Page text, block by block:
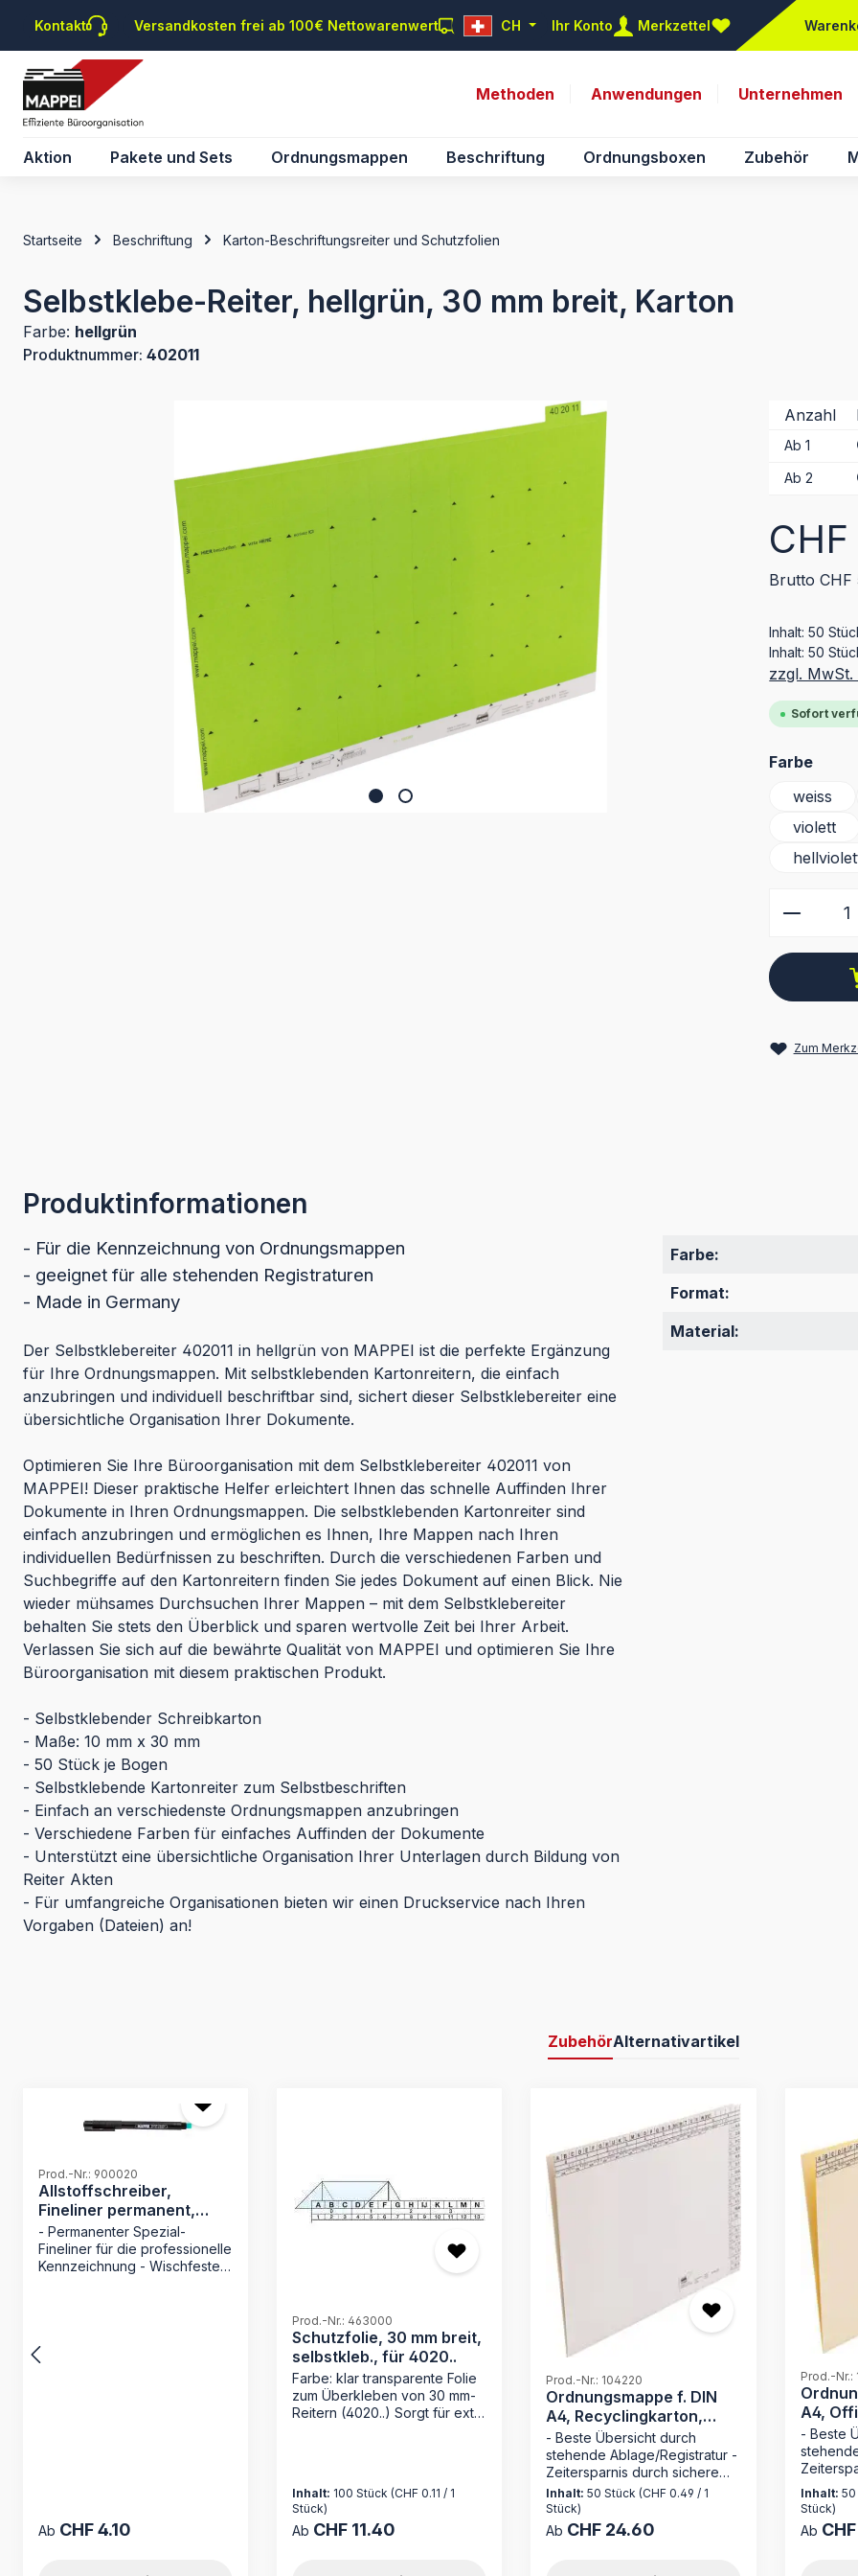
Hauptinhalt springen
Zur Suche springen
Zur Hauptnavigation springen
Kontakt Versandkosten frei ab 100€ Nettowarenwert CH Ihr Konto Merkzettel
Du hast 0 Produkte auf
Methoden Anwendungen Unternehmen
Aktion Pakete und Sets Ordnungsmappen Beschriftung Ordnungsboxen Zubehör
Startseite Beschriftung Karton-Beschriftungsreiter und Schutzfolien
Selbstklebe-Reiter, hellgrün, 30 mm breit, Karton
Farbe: hellgrün
Produktnummer: 402011
Anzahl
Ab1
Ab2
Regulärer
Brutto CHF
Inhalt:50
Inhalt:50
zzgl.
Sofort
Farbe
weiss
violett
Zum
Produktinformationen
- Für die Kennzeichnung von Ordnungsmappen
- geeignet für alle stehenden Registraturen
- Made in Germany
Der Selbstklebereiter 402011 in hellgrün von MAPPEI ist die perfekte Ergänzung
für Ihre Ordnungsmappen. Mit selbstklebenden Kartonreitern, die einfach
anzubringen und individuell beschriftbar sind, sichert dieser Selbstklebereiter eine
übersichtliche Organisation Ihrer Dokumente.
Optimieren Sie Ihre Büroorganisation mit dem Selbstklebereiter 402011 von
MAPPEI! Dieser praktische Helfer erleichtert Ihnen das schnelle Auffinden Ihrer
Dokumente in Ihren Ordnungsmappen. Die selbstklebenden Kartonreiter sind
einfach anzubringen und ermöglichen es Ihnen, Ihre Mappen nach Ihren
individuellen Bedürfnissen zu beschriften. Durch die verschiedenen Farben und
Suchbegriffe auf den Kartonreitern finden Sie jedes Dokument auf einen Blick. Nie
wieder mühsames Durchsuchen Ihrer Mappen – mit dem Selbstklebereiter
behalten Sie stets den Überblick und sparen wertvolle Zeit bei Ihrer Arbeit.
Verlassen Sie sich auf die bewährte Qualität von MAPPEI und optimieren Sie Ihre
Büroorganisation mit diesem praktischen Produkt.
- Selbstklebender Schreibkarton
- Maße: 10 mm x 30 mm
- 50 Stück je Bogen
- Selbstklebende Kartonreiter zum Selbstbeschriften
- Einfach an verschiedenste Ordnungsmappen anzubringen
- Verschiedene Farben für einfaches Auffinden der Dokumente
- Unterstützt eine übersichtliche Organisation Ihrer Unterlagen durch Bildung von
Reiter Akten
- Für umfangreiche Organisationen bieten wir einen Druckservice nach Ihren
Vorgaben (Dateien) an!
Farbe:
Format:
Material:
ZubehörAlternativartikel
Produktgalerie überspringen
Prod.-Nr.: 900020
Allstoffschreiber,
Fineliner permanent,
schwarz
- Permanenter Spezial-
Fineliner für die professionelle
Kennzeichnung - Wischfeste
dauerhaft lesbare
entwickelt, um glatte
Regulärer Preis:
Ab CHF 4.10
Prod.-Nr.: 463000
Schutzfolie, 30 mm breit,
selbstkleb., für 4020..
Farbe: klar transparente Folie
zum Überkleben von 30 mm-
Reitern (4020..) Sorgt für extra
Inhalt: 100 Stück(CHF 0.11 / 1
Stück)
Regulärer Preis:
Ab CHF 11.40
Prod.-Nr.: 104220
Ordnungsmappe f. DIN
A4, Recyclingkarton,
weiß, 110 g/qm
- Beste Übersicht durch
stehende Ablage/Registratur -
Zeitersparnis durch sichere
Loseblattablage - ohne
Mechanik wie bei Akten zum
Einhängen - Made in Germany
Entdecken Sie die
Inhalt:50 Stück(CHF 0.49 / 1
Stück)
Regulärer Preis:
Ab CHF 24.60
Prod.-Nr.:
A4,
g/qm
- Beste
Inhalt: 50
Stück)
Ab